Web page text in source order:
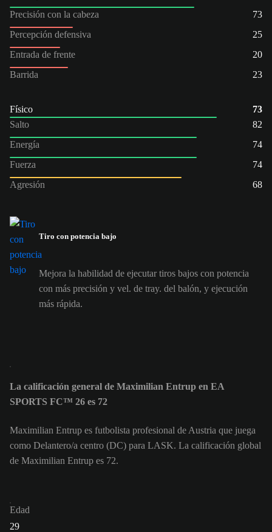
Precisión con la cabeza
73
Percepción defensiva
25
Entrada de frente
20
Barrida
23
Físico
73
Salto
82
Energía
74
Fuerza
74
Agresión
68
Tiro con potencia bajo
Mejora la habilidad de ejecutar tiros bajos con potencia
con más precisión y vel. de tray. del balón, y ejecución
más rápida.
La calificación general de Maximilian Entrup en EA
SPORTS FC™ 26 es 72
Maximilian Entrup es futbolista profesional de Austria que juega
como Delantero/a centro (DC) para LASK. La calificación global
de Maximilian Entrup es 72.
Edad
29